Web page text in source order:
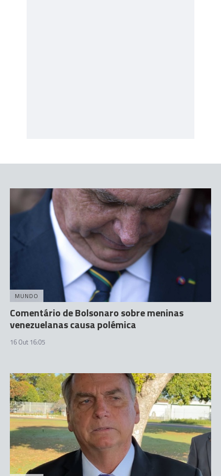
MUNDO
Comentário de Bolsonaro sobre meninas
venezuelanas causa polémica
16 Out 16:05